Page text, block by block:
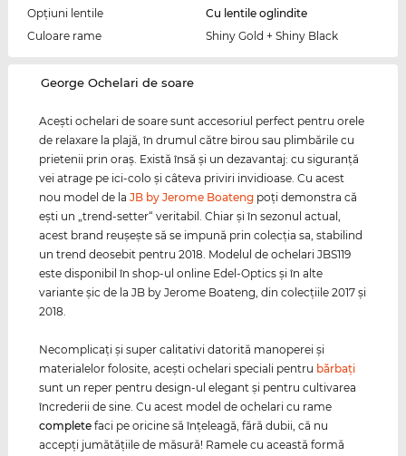
Opțiuni lentile
Cu lentile oglindite
Culoare rame
Shiny Gold + Shiny Black
‌George Ochelari de soare
Aceşti ochelari de soare sunt accesoriul perfect pentru orele
de relaxare la plajă, în drumul către birou sau plimbările cu
prietenii prin oraş. Există însă şi un dezavantaj: cu siguranţă
vei atrage pe ici-colo şi câteva priviri invidioase. Cu acest
nou model de laJB by Jerome Boateng poţi demonstra că
eşti un „trend-setter“ veritabil. Chiar şi în sezonul actual,
acest brand reuşeşte să se impună prin colecţia sa, stabilind
un trend deosebit pentru 2018. Modelul de ochelari JBS119
este disponibil în shop-ul online Edel-Optics şi în alte
variante şic de la JB by Jerome Boateng, din colecţiile 2017 şi
2018.
Necomplicaţi şi super calitativi datorită manoperei şi
materialelor folosite, aceşti ochelari speciali pentru bărbaţi
sunt un reper pentru design-ul elegant şi pentru cultivarea
încrederii de sine. Cu acest model de ochelari cu rame
complete faci pe oricine să înţeleagă, fără dubii, că nu
accepţi jumătăţiile de măsură! Ramele cu această formă